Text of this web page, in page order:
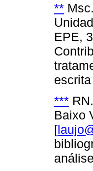
**
EPE,
***
Baixo
[